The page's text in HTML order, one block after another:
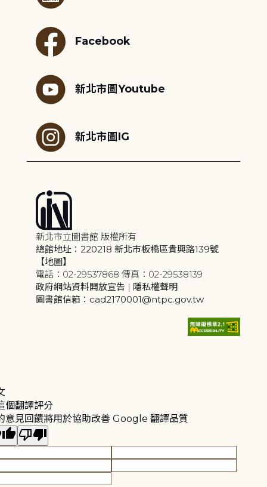
Facebook
新北市圖Youtube
新北市圖IG
新北市立圖書館 版權所有
總館地址：220218 新北市板橋區貴興路139號
【地圖】
電話：02-29537868 傳真：02-29538139
政府網站資料開放宣告 | 隱私權聲明
圖書館信箱：cad2170001@ntpc.gov.tw
個翻譯評分
意見回饋將用於協助改善 Google 翻譯品質